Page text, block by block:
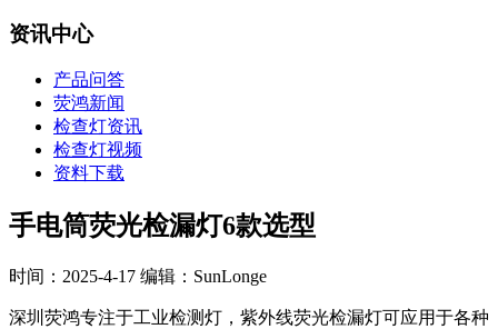
资讯中心
产品问答
荧鸿新闻
检查灯资讯
检查灯视频
资料下载
手电筒荧光检漏灯6款选型
时间：2025-4-17 编辑：SunLonge
深圳荧鸿专注于工业检测灯，紫外线荧光检漏灯可应用于各种